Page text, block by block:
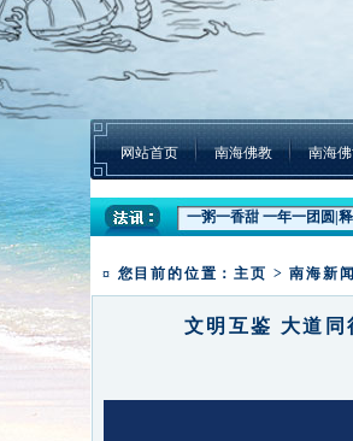
网站首页 南海佛教 南海
盛世钟鸣 祈福五洲|深圳
本焕学院2024年招生通告
一粥一香甜 一年一团圆|
¤ 您目前的位置：主页 >南海新
文明互鉴 大道